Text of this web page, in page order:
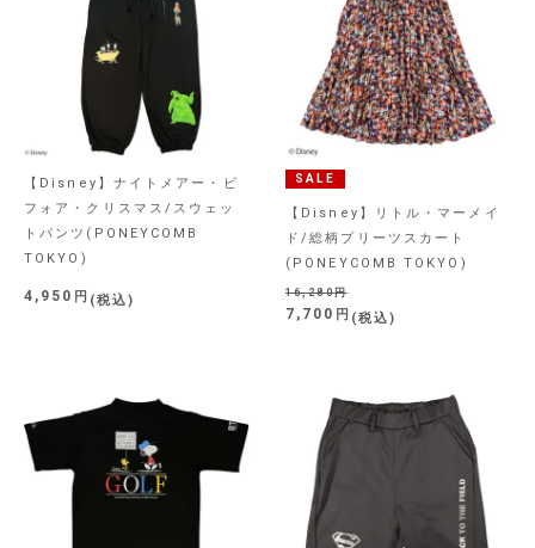
【Disney】ナイトメアー・ビ
フォア・クリスマス/スウェッ
トパンツ(PONEYCOMB
TOKYO)
4,950 税込
SALE
【Disney】リトル・マーメイ
ド/総柄プリーツスカート
(PONEYCOMB TOKYO)
16,280
7,700 税込